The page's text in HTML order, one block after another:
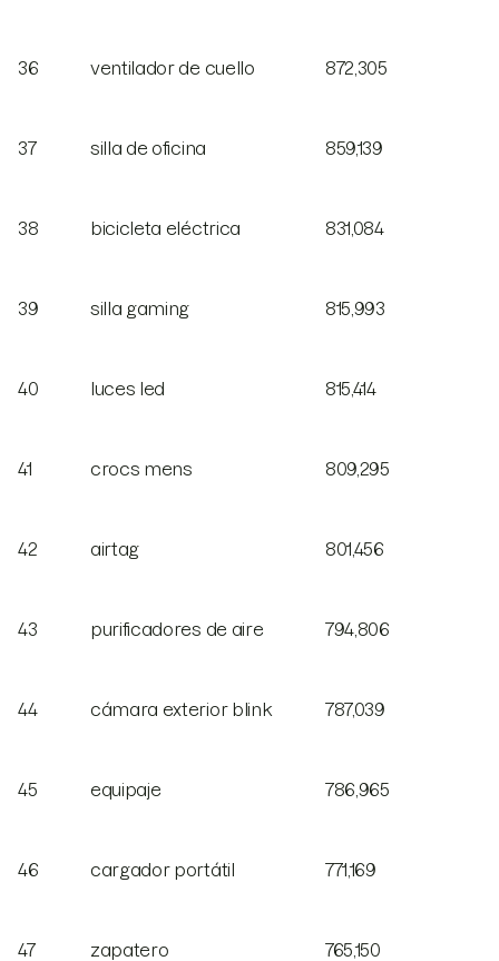
36 ventilador de cuello 872,305
37 silla de oficina 859,139
38 bicicleta eléctrica 831,084
39 silla gaming 815,993
40 luces led 815,414
41 crocs mens 809,295
42 airtag 801,456
43 purificadores de aire 794,806
44 cámara exterior blink 787,039
45 equipaje 786,965
46 cargador portátil 771,169
47 zapatero 765,150